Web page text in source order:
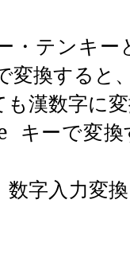
・テンキ
変換すると
漢数字に
キーで変
字入力変